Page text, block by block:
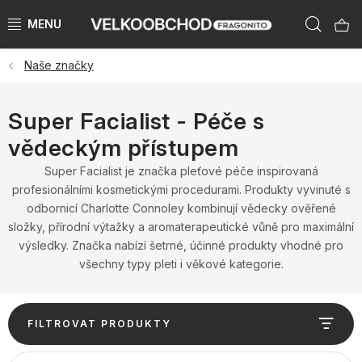
na
NAŠE ZNAČKY
PŘEDPRODEJ VÁNOCE 2026
NOVINKY 2026
KATEGORIE
ZNAČKY PODLE ZEMÍ
KATALOGY
Naše značky
Super Facialist - Péče s
vědeckým přístupem
Super Facialist je značka pleťové péče inspirovaná
profesionálními kosmetickými procedurami. Produkty vyvinuté s
odbornicí Charlotte Connoley kombinují vědecky ověřené
složky, přírodní výtažky a aromaterapeutické vůně pro maximální
výsledky. Značka nabízí šetrné, účinné produkty vhodné pro
všechny typy pleti i věkové kategorie.
FILTROVAT PRODUKTY
V
ý